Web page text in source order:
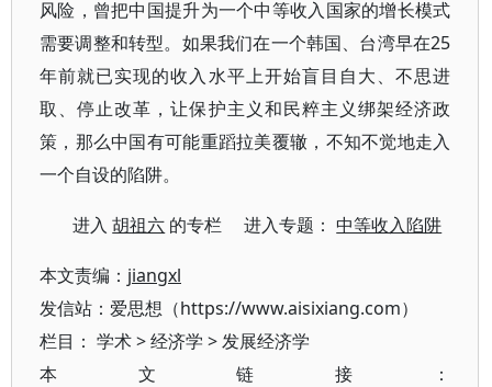
风险，曾把中国提升为一个中等收入国家的增长模式
需要调整和转型。如果我们在一个韩国、台湾早在25
年前就已实现的收入水平上开始盲目自大、不思进
取、停止改革，让保护主义和民粹主义绑架经济政
策，那么中国有可能重蹈拉美覆辙，不知不觉地走入
一个自设的陷阱。
进入胡祖六 的专栏 进入专题：中等收入陷阱
本文责编： jiangxl
发信站：爱思想（https://www.aisixiang.com）
栏目： 学术>经济学 >发展经济学
本文链接：